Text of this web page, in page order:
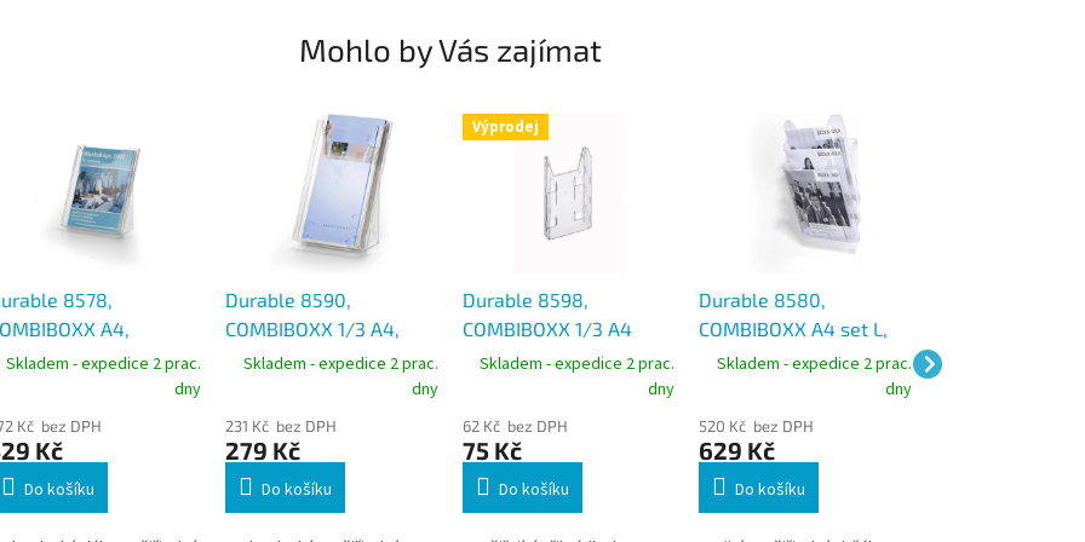
Mohlo by Vás zajímat
8578,
A4,
prospektový stojan A4
Skladem - expedice 2 prac.
dny
Kč bez DPH
Kč
Do košíku
Durable 8590,
COMBIBOXX 1/3 A4,
prospektový stojan na
Skladem - expedice 2 prac.
dny
231 Kč bez DPH
279 Kč
Do košíku
Výprodej
Durable 8598,
COMBIBOXX 1/3 A4
rozšiřující přihrádka
Skladem - expedice 2 prac.
dny
62 Kč bez DPH
75 Kč
Do košíku
Durable 8580,
COMBIBOXX A4 set L,
prospektový stojan A4
Skladem - expedice 2 prac.
dny
520 Kč bez DPH
629 Kč
Do košíku
kombinovaný